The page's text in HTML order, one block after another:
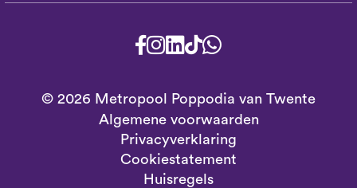
© 2026 Metropool Poppodia van Twente
Algemene voorwaarden
Privacyverklaring
Cookiestatement
Huisregels